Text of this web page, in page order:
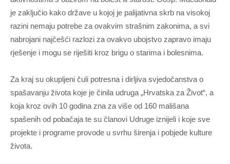
je zaključio kako države u kojoj je palijativna skrb na visokoj
razini nemaju potrebe za ovakvim strašnim zakonima, a svi
nabrojani najčešći razlozi za ovakvo ubojstvo zapravo imaju
rješenje i mogu se riješiti kroz brigu o starima i bolesnima.
Za kraj su okupljeni čuli potresna i dirljiva svjedočanstva o
spašavanju života koje je činila udruga „Hrvatska za Život“, a
koja kroz ovih 10 godina zna za više od 160 mališana
spašenih od pobačaja te su članovi Udruge iznijeli i koje sve
projekte i programe provode u svrhu širenja i pobjede kulture
života.